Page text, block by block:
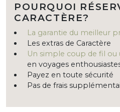
POURQUOI
CARACTÈRE?
La garantie du meilleur
Les extras de Caractère
Un simple coup de fil ou
en voyages
Payez en toute sécurité
Pas de frais